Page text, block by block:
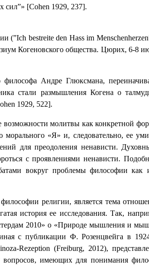
сил”» [Cohen 1929, 237].
(”Ich bestreite den Hass im Menschenherzen
Когеновского общества. Цюрих, 6-8
Андре Глюксмана,
стали размышления Когена о
1929, 522].
молитвы как конкретной
«Я» и, следовательно, ее
для преодоления ненависти.
с проявлениями ненависти.
вокруг проблемы философии как
религии, является тема
история ее исследования. Так,
2010» о «Природе мышления и
с публикации Ф. Розенцвейга в
Rezeption (Freiburg, 2012),
вопросов, имеющих для понимания